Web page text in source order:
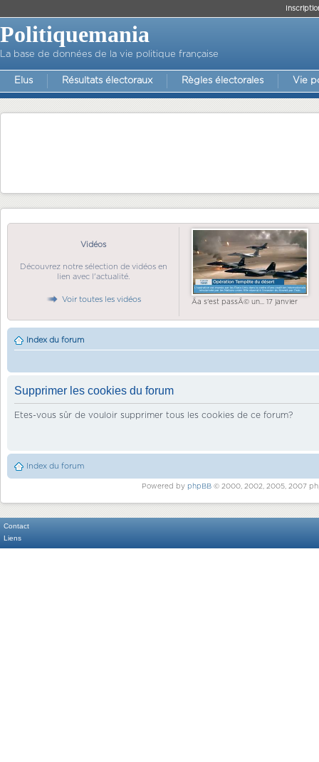
Politiquemania
La base de données de la vie politique française
Elus Résultats électoraux Règles électorales Vie
Vidéos
Découvrez notre sélection de vidéos en
lien avec l'actualité.
Voir toutes les vidéos Ãa s'est passÃ© un... 17 janvier
Index du forum
Supprimer les cookies du forum
Etes-vous sûr de vouloir supprimer tous les cookies de ce forum?
Index du forum
Powered by phpBB© 2000, 2002, 2005, 2007
Contact
Liens